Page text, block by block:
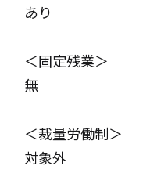
あり
＜固定残業＞
無
＜裁量労働制＞
対象外